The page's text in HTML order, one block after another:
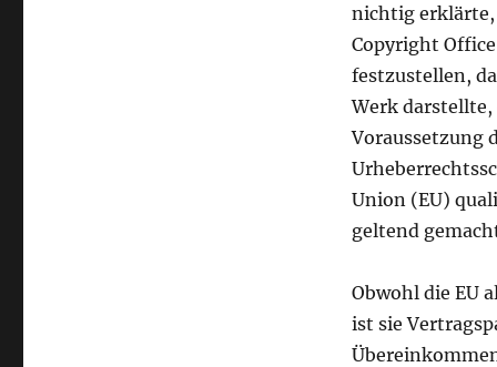
nichtig erklärte,
Copyright
festzustellen,
Werk darstellte,
Voraussetzung
Union (EU)
geltend
Obwohl die EU
ist sie